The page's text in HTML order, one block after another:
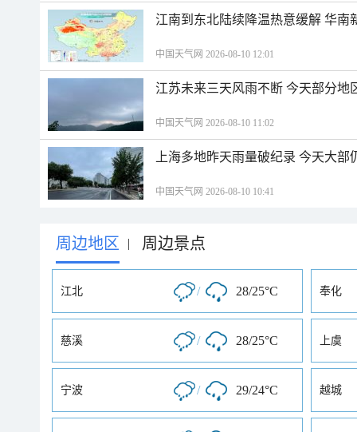
江南到东北陆续降温热意缓解 华南
中国天气网 2026-08-10 12:01
江苏未来三天风雨不断 今天部分地
中国天气网 2026-08-10 11:02
上海多地昨天雨量破纪录 今天大
中国天气网 2026-08-10 10:41
周边地区 | 周边景点
江北 / 28/25°C 奉化
慈溪 / 28/25°C 上虞
宁波 / 29/24°C 越城